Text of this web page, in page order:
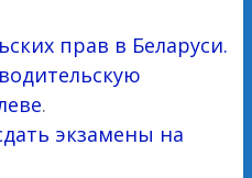
прав в Беларуси.
.
экзамены на